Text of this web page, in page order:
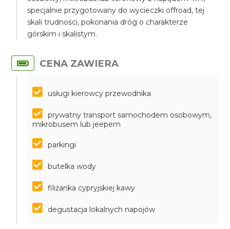
specjalnie przygotowany do wycieczki offroad, tej
skali trudności, pokonania dróg o charakterze
górskim i skalistym.
CENA ZAWIERA
usługi kierowcy przewodnika
prywatny transport samochodem osobowym,
mikrobusem lub jeepem
parkingi
butelka wody
filiżanka cypryjskiej kawy
degustacja lokalnych napojów